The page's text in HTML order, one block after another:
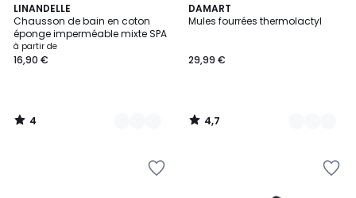
LINANDELLE
Chausson de bain en coton
éponge imperméable mixte SPA
à partir de
16,90 €
4
/
5
12
Couleurs
4
/
DAMART
Mules fourrées thermolactyl
29,99 €
4,7
/ 5
4
Couleurs
4,7
/